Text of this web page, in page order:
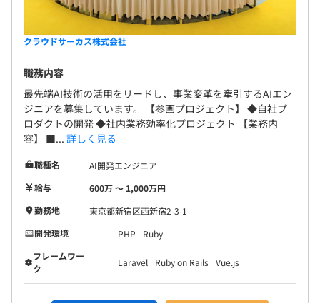
プロジェクトごとに選択、オブジェクト指向、アジャイル
Amazon ECS
BigQuery
クラウドサーカス株式会社
職務内容
最先端AI技術の活用をリードし、事業変革を牽引するAIエン
ジニアを募集しています。 【参画プロジェクト】 ◆自社プ
ロダクトの開発 ◆社内業務効率化プロジェクト 【業務内
容】 ■... 詳しく見る
職種名
AI開発エンジニア
給与
600万 〜 1,000万円
勤務地
東京都新宿区西新宿2-3-1
開発環境
PHP
Ruby
フレームワー
ク
Laravel Ruby on Rails Vue.js